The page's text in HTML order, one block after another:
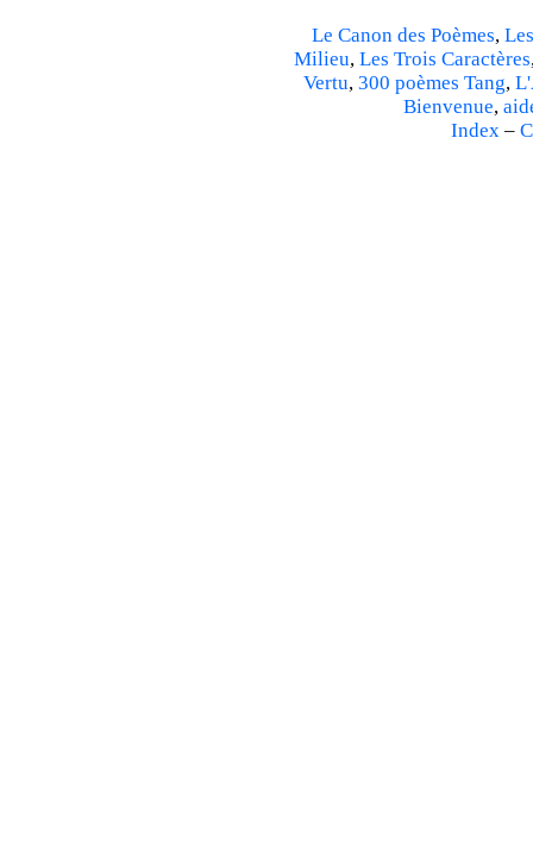
Le Canon des Poèmes,
Milieu, Les Trois Caractères
Vertu, 300 poèmes Tang,
Bienvenue,
Index–